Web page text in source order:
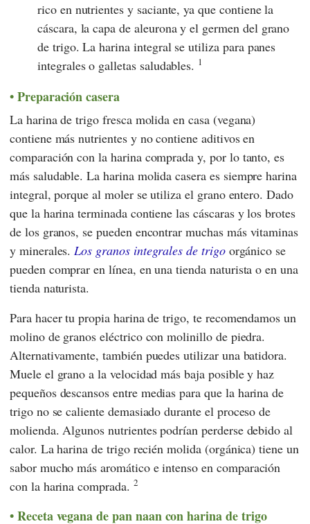
rico en nutrientes y saciante, ya que contiene la
cáscara, la capa de aleurona y el germen del grano
de trigo. La harina integral se utiliza para panes
integrales o galletas saludables. 1
Preparación casera
La harina de trigo fresca molida en casa (vegana)
contiene más nutrientes y no contiene aditivos en
comparación con la harina comprada y, por lo tanto, es
más saludable. La harina molida casera es siempre harina
integral, porque al moler se utiliza el grano entero. Dado
que la harina terminada contiene las cáscaras y los brotes
de los granos, se pueden encontrar muchas más vitaminas
y minerales. Los granos integrales de trigoorgánico se
pueden comprar en línea, en una tienda naturista o en una
tienda naturista.
Para hacer tu propia harina de trigo, te recomendamos un
molino de granos eléctrico con molinillo de piedra.
Alternativamente, también puedes utilizar una batidora.
Muele el grano a la velocidad más baja posible y haz
pequeños descansos entre medias para que la harina de
trigo no se caliente demasiado durante el proceso de
molienda. Algunos nutrientes podrían perderse debido al
calor. La harina de trigo recién molida (orgánica) tiene un
sabor mucho más aromático e intenso en comparación
con la harina comprada. 2
Receta vegana de pan naan con harina de trigo